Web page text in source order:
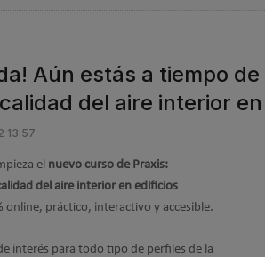
Aún estás a tiempo
del aire interior
13:57
el nuevo curso de Praxis:
del aire interior en edificios
online, práctico, interactivo y accesible.
interés para todo tipo de perfiles de la